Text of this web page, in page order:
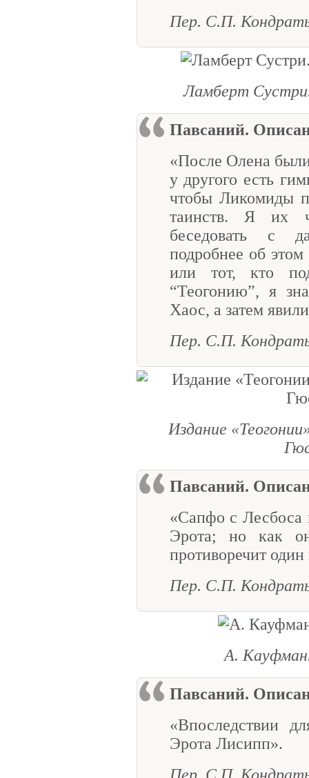
Пер. С.П.
Ламберт
Павсаний.
«После Олена
у другого есть
чтобы Ликомиды
таинств. Я их
беседовать с
подробнее об
или тот, кто
“Теогонию”, я
Хаос, а затем
Пер. С.П.
Издание
Павсаний.
«Сапфо с Лесбоса
Эрота; но как
противоречит
Пер. С.П.
А.
Павсаний.
«Впоследствии
Эрота Лисипп».
Пер. С.П.